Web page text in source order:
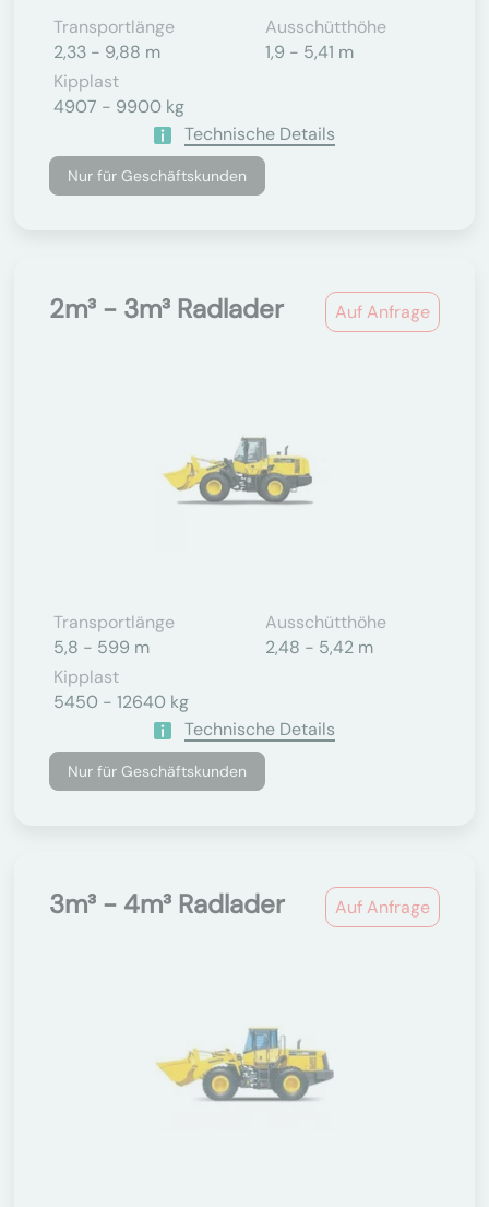
Transportlänge
2,33 - 9,88 m
Ausschütthöhe
1,9 - 5,41 m
Kipplast
4907 - 9900 kg
Technische Details
Nur für Geschäftskunden
Auf Anfrage
2m³ - 3m³ Radlader
Transportlänge
5,8 - 599 m
Ausschütthöhe
2,48 - 5,42 m
Kipplast
5450 - 12640 kg
Technische Details
Nur für Geschäftskunden
Auf Anfrage
3m³ - 4m³ Radlader